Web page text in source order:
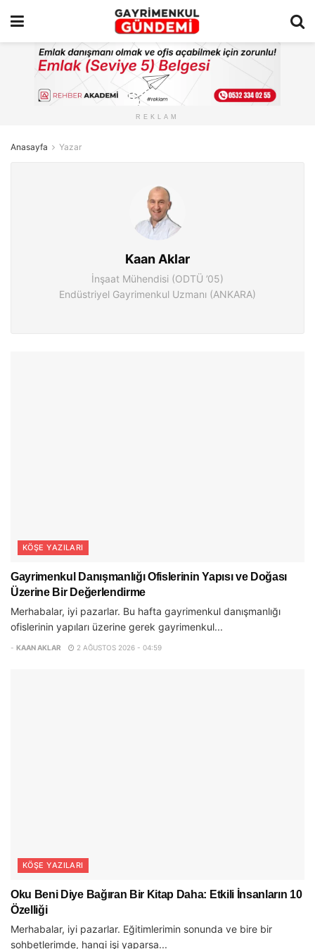
REKLAM
Anasayfa Yazar
Kaan Aklar
İnşaat Mühendisi (ODTÜ ’05)
Endüstriyel Gayrimenkul Uzmanı (ANKARA)
KÖŞE YAZILARI
Gayrimenkul Danışmanlığı Ofislerinin Yapısı ve Doğası
Üzerine Bir Değerlendirme
Merhabalar, iyi pazarlar. Bu hafta gayrimenkul danışmanlığı
ofislerinin yapıları üzerine gerek gayrimenkul...
- KAAN AKLAR 2 AĞUSTOS 2026 - 04:59
KÖŞE YAZILARI
Oku Beni Diye Bağıran Bir Kitap Daha: Etkili İnsanların 10
Özelliği
Merhabalar, iyi pazarlar. Eğitimlerimin sonunda ve bire bir
sohbetlerimde, hangi işi yaparsa...